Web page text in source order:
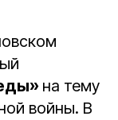
на тему
войны. В